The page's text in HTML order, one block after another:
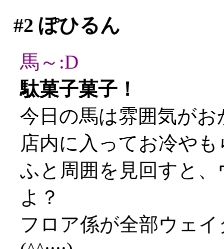
#2 ぽひるん
馬～:D
駄菓子菓子！
今日の馬は雰囲気が
店内に入ってお冷や
ふと周囲を見回すと
よ？
フロア係が全部ウェ